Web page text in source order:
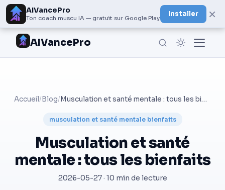
AIVancePro
Ton coach muscu IA — gratuit sur Google Play
Installer ×
AIVancePro
Accueil/ Blog/ Musculation et santé mentale : tous les bienfaits
musculation et santé mentale bienfaits
Musculation et santé
mentale : tous les bienfaits
2026-05-27 · 10 min de lecture